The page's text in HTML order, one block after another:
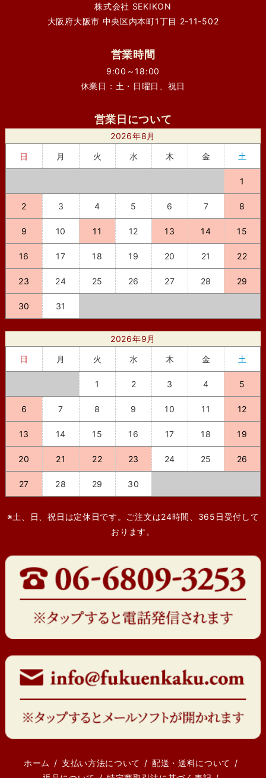
株式会社 SEKIKON
大阪府大阪市 中央区内本町1丁目 2-11-502
営業時間
9:00～18:00
休業日：土・日曜日、祝日
営業日について
2026年8月
日
月 火 水 木 金 土
1
2 3 4 5 6 7 8
9 10 11 12 13 14 15
16 17 18 19 20 21 22
23 24 25 26 27 28 29
30 31
2026年9月
日
月 火 水 木 金 土
1 2 3 4 5
6 7 8 9 10 11 12
13 14 15 16 17 18 19
20 21 22 23 24 25 26
27 28 29 30
※土、日、祝日は定休日です。ご注文は24時間、365日受付して
おります。
ホーム 支払い方法について
配送・送料について